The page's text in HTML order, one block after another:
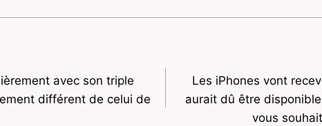
avec son triple
différent de celui de
Les iPhones vont
aurait dû être
vous